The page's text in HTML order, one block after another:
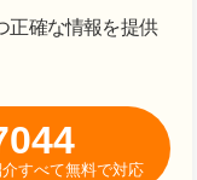
正確な情報を提供
すべて無料で対応